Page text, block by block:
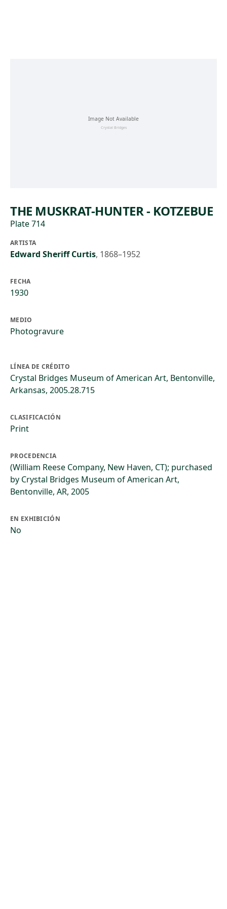
THE MUSKRAT-HUNTER - KOTZEBUE
Plate 714
ARTISTA
Edward Sheriff Curtis, 1868–1952
FECHA
1930
MEDIO
Photogravure
LÍNEA DE CRÉDITO
Crystal Bridges Museum of American Art, Bentonville,
Arkansas, 2005.28.715
CLASIFICACIÓN
Print
PROCEDENCIA
(William Reese Company, New Haven, CT); purchased
by Crystal Bridges Museum of American Art,
Bentonville, AR, 2005
EN EXHIBICIÓN
No